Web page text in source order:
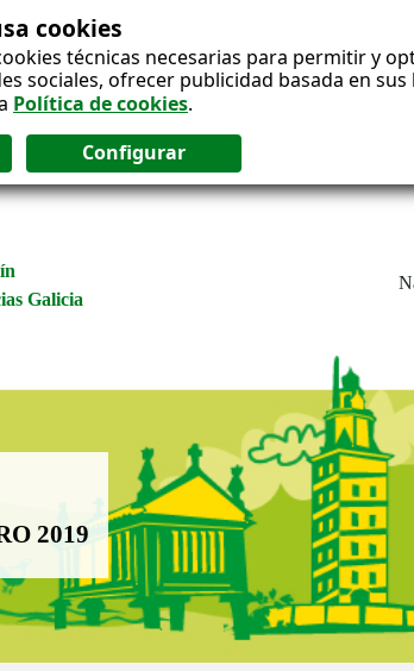
cookies
técnicas necesarias para permitir y
sociales, ofrecer publicidad basada en
Política de cookies.
Galicia
2019